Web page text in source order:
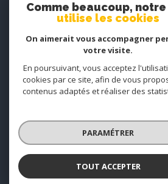
TECH
Cookies
© 2026 | Tous droits réservés
Réalisé par
Comme beaucoup,
utilise les cookies
On aimerait vous accompagner
votre visite.
En poursuivant, vous acceptez
cookies par ce site, afin de vous
contenus adaptés et réaliser des
PARAMÉTRER
TOUT ACCEPTER